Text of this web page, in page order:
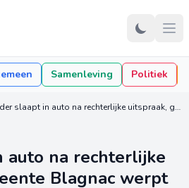
Samenleving Politiek
Vader slaapt in auto na rechterlijke uitspraak, gemeente Blagnac werpt hulp in maar geen sociale woning beschikbaar
auto na rechterlijke
Blagnac werpt